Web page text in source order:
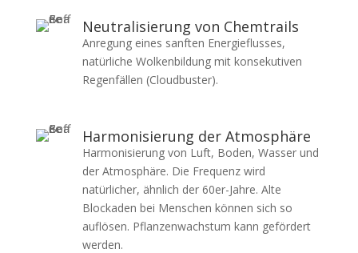
Neutralisierung von Chemtrails
Anregung eines sanften Energieflusses,
natürliche Wolkenbildung mit konsekutiven
Regenfällen (Cloudbuster).
Harmonisierung der Atmosphäre
Harmonisierung von Luft, Boden, Wasser und
der Atmosphäre. Die Frequenz wird
natürlicher, ähnlich der 60er-Jahre. Alte
Blockaden bei Menschen können sich so
auflösen. Pflanzenwachstum kann gefördert
werden.